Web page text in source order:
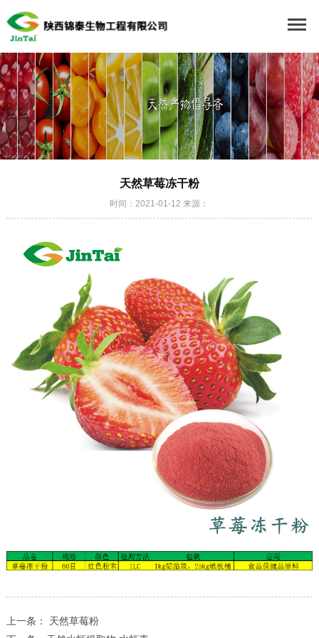
天然草莓冻干粉
时间：2021-01-12 来源：
上一条： 天然草莓粉